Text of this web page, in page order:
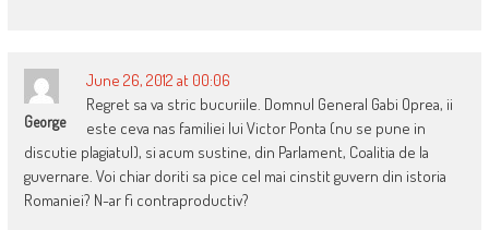
George
June 26, 2012 at 00:06
Regret sa va stric bucuriile. Domnul General Gabi Oprea, ii
este ceva nas familiei lui Victor Ponta (nu se pune in
discutie plagiatul), si acum sustine, din Parlament, Coalitia de la
guvernare. Voi chiar doriti sa pice cel mai cinstit guvern din istoria
Romaniei? N-ar fi contraproductiv?